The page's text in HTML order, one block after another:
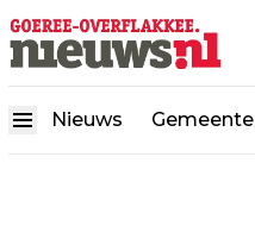
Nieuws Gemeente